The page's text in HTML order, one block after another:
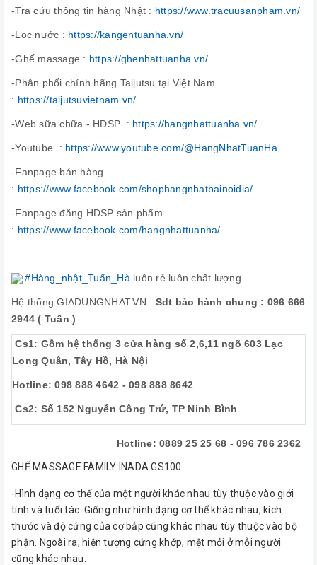
-Tra cứu thông tin hàng Nhật : https://www.tracuusanpham.vn/
-Loc nước : https://kangentuanha.vn/
-Ghế massage : https://ghenhattuanha.vn/
-Phân phối chính hãng Taijutsu tại Việt Nam
: https://taijutsuvietnam.vn/
-Web sữa chữa - HDSP : https://hangnhattuanha.vn/
-Youtube : https://www.youtube.com/@HangNhatTuanHa
-Fanpage bán hàng
: https://www.facebook.com/shophangnhatbainoidia/
-Fanpage đăng HDSP sản phẩm
: https://www.facebook.com/hangnhattuanha/
#Hàng_nhật_Tuấn_Hà luôn rẻ luôn chất lượng
Hệ thống GIADUNGNHAT.VN : Sdt bảo hành chung : 096 666
2944 ( Tuấn )
Cs1: Gồm hệ thống 3 cửa hàng số 2,6,11 ngõ 603 Lạc
Long Quân, Tây Hồ, Hà Nội
Hotline: 098 888 4642 - 098 888 8642
Cs2: Số 152 Nguyễn Công Trứ, TP Ninh Bình
Hotline: 0889 25 25 68 - 096 786 2362
GHẾ MASSAGE FAMILY INADA GS100 :
-Hình dạng cơ thể của một người khác nhau tùy thuộc vào giới
tính và tuổi tác. Giống như hình dạng cơ thể khác nhau, kích
thước và độ cứng của cơ bắp cũng khác nhau tùy thuộc vào bộ
phận. Ngoài ra, hiện tượng cứng khớp, mệt mỏi ở mỗi người
cũng khác nhau.